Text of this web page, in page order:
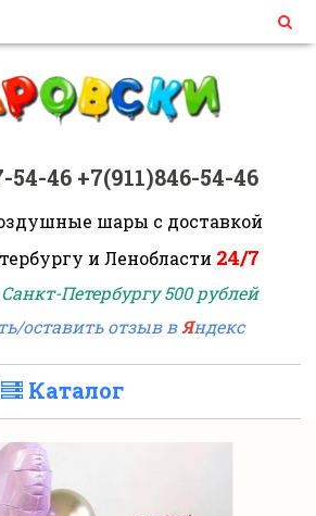
54-46 +7(911)846-54-46
шары с доставкой
и Ленобласти 24/7
Петербургу 500 рублей
оставить отзыв вЯндекс
Каталог